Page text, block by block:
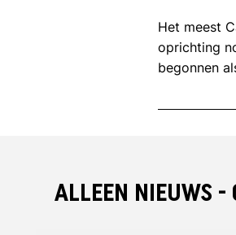
Het meest
oprichting
begonnen
daarna was
werden in
ALLEEN NIEUWS -